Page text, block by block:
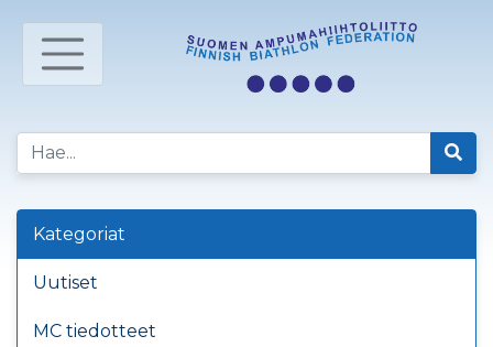
Kategoriat
Uutiset
MC tiedotteet